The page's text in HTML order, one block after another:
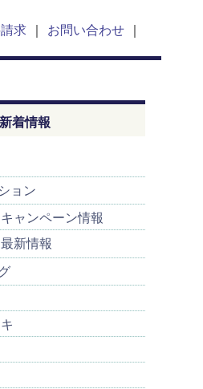
求 お問い合わせ
新着情報
ョン
ャンペーン情報
新情報